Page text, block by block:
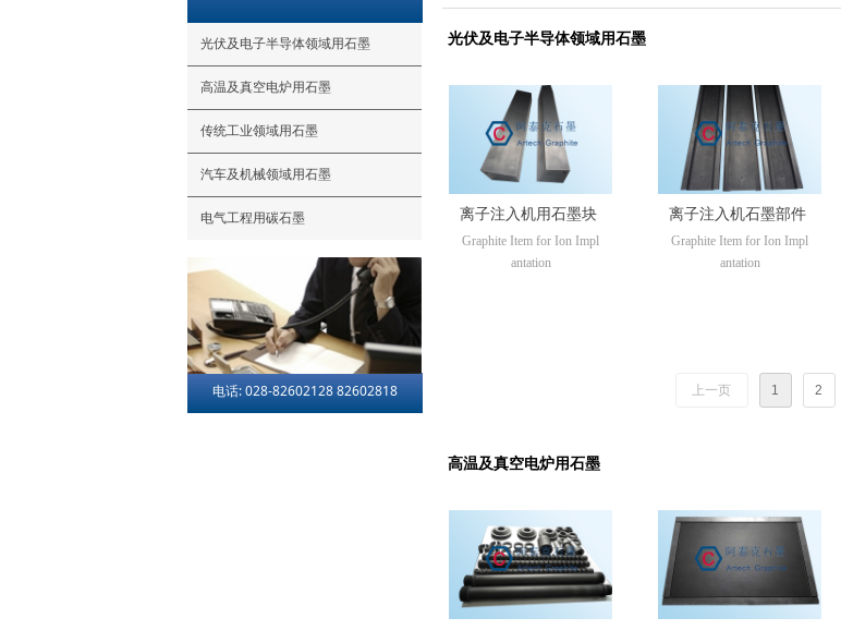
光伏及电子半导体领域用石墨
离子注入机用石墨块
Graphite Item for Ion Impl
antation
离子注入机石墨部件
Graphite Item for Ion Impl
antation
上一页 1 2
高温及真空电炉用石墨
光伏及电子半导体领域用石墨
高温及真空电炉用石墨
传统工业领域用石墨
汽车及机械领域用石墨
电气工程用碳石墨
电话: 028-82602128 82602818